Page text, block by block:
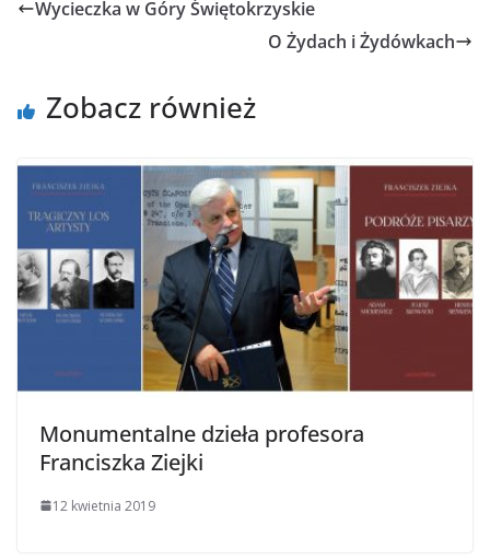
Wycieczka w Góry Świętokrzyskie
O Żydach i Żydówkach
Zobacz również
Monumentalne dzieła profesora
Franciszka Ziejki
12 kwietnia 2019